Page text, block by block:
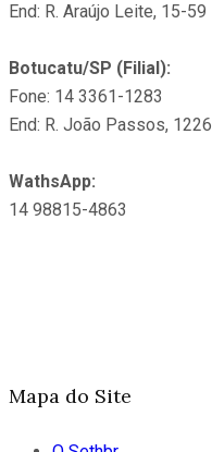
End: R. Araújo Leite, 15-59
Botucatu/SP (Filial):
Fone: 14 3361-1283
End: R. João Passos, 1226
WathsApp:
14 98815-4863
Mapa do Site